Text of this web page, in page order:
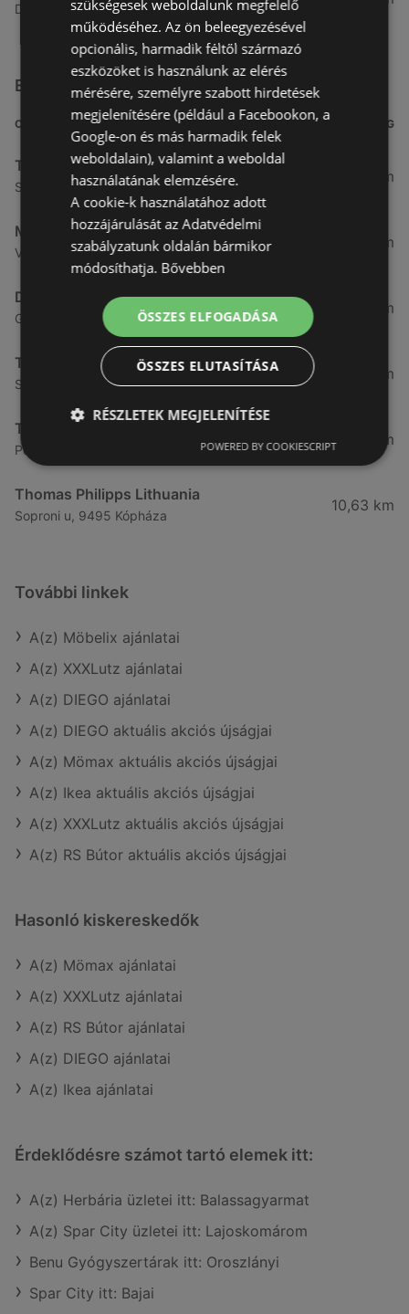
Dorozsmai út 13-17, 6728 Szeged
Egyéb Otthon üzletek a közelben
CÍM TÁVOLSÁG
Thomas Philipps Lithuania
Somfalvi, 9423 Sopron
1,17 km
Mömax
Virag 2. 9400 Sopron, 9400 Sopron
5,86 km
DIEGO
Győri u. 46., 9400 Sopron
6,83 km
Thomas Philipps Lithuania
Soproni, 9422 Harka
8,45 km
Thomas Philipps Lithuania
Pozsonyi, 9421 Fertőrákos
10,14 km
Thomas Philipps Lithuania
Soproni u, 9495 Kópháza
10,63 km
További linkek
A(z) Möbelix ajánlatai
A(z) XXXLutz ajánlatai
A(z) DIEGO ajánlatai
A(z) DIEGO aktuális akciós újságjai
A(z) Mömax aktuális akciós újságjai
A(z) Ikea aktuális akciós újságjai
A(z) XXXLutz aktuális akciós újságjai
A(z) RS Bútor aktuális akciós újságjai
Hasonló kiskereskedők
A(z) Mömax ajánlatai
A(z) XXXLutz ajánlatai
A(z) RS Bútor ajánlatai
A(z) DIEGO ajánlatai
A(z) Ikea ajánlatai
Érdeklődésre számot tartó elemek itt:
A(z) Herbária üzletei itt: Balassagyarmat
A(z) Spar City üzletei itt: Lajoskomárom
Benu Gyógyszertárak itt: Oroszlányi
Spar City itt: Bajai
szükségesek weboldalunk megfelelő
működéséhez. Az ön beleegyezésével
opcionális, harmadik féltől származó
eszközöket is használunk az elérés
mérésére, személyre szabott hirdetések
megjelenítésére (például a Facebookon, a
Google-on és más harmadik felek
weboldalain), valamint a weboldal
használatának elemzésére.
A cookie-k használatához adott
hozzájárulását az Adatvédelmi
szabályzatunk oldalán bármikor
módosíthatja. Bővebben
ÖSSZES ELFOGADÁSA
ÖSSZES ELUTASÍTÁSA
RÉSZLETEK MEGJELENÍTÉSE
POWERED BY COOKIESCRIPT